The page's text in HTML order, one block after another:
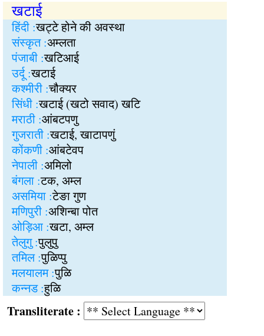
खटाई
हिंदी :खट्टे होने की अवस्था
संस्कृत :अम्लता
पंजाबी :खटिआई
उर्दू :खटाई
कश्मीरी :चौक्यर
सिंधी :खटाई (खटो सवाद) खटि
मराठी :आंबटपणु
गुजराती :खटाई, खाटापणुं
कोंकणी :आंबटेवप
नेपाली :अमिलो
बंगला :टक, अम्ल
असमिया :टेङा गुण
मणिपुरी :अशिन्बा पोत
ओड़िआ :खटा, अम्ल
तेलुगु :पुलुपु
तमिल :पुळिप्पु
मलयालम :पुळि
कन्नड :हुळि
: